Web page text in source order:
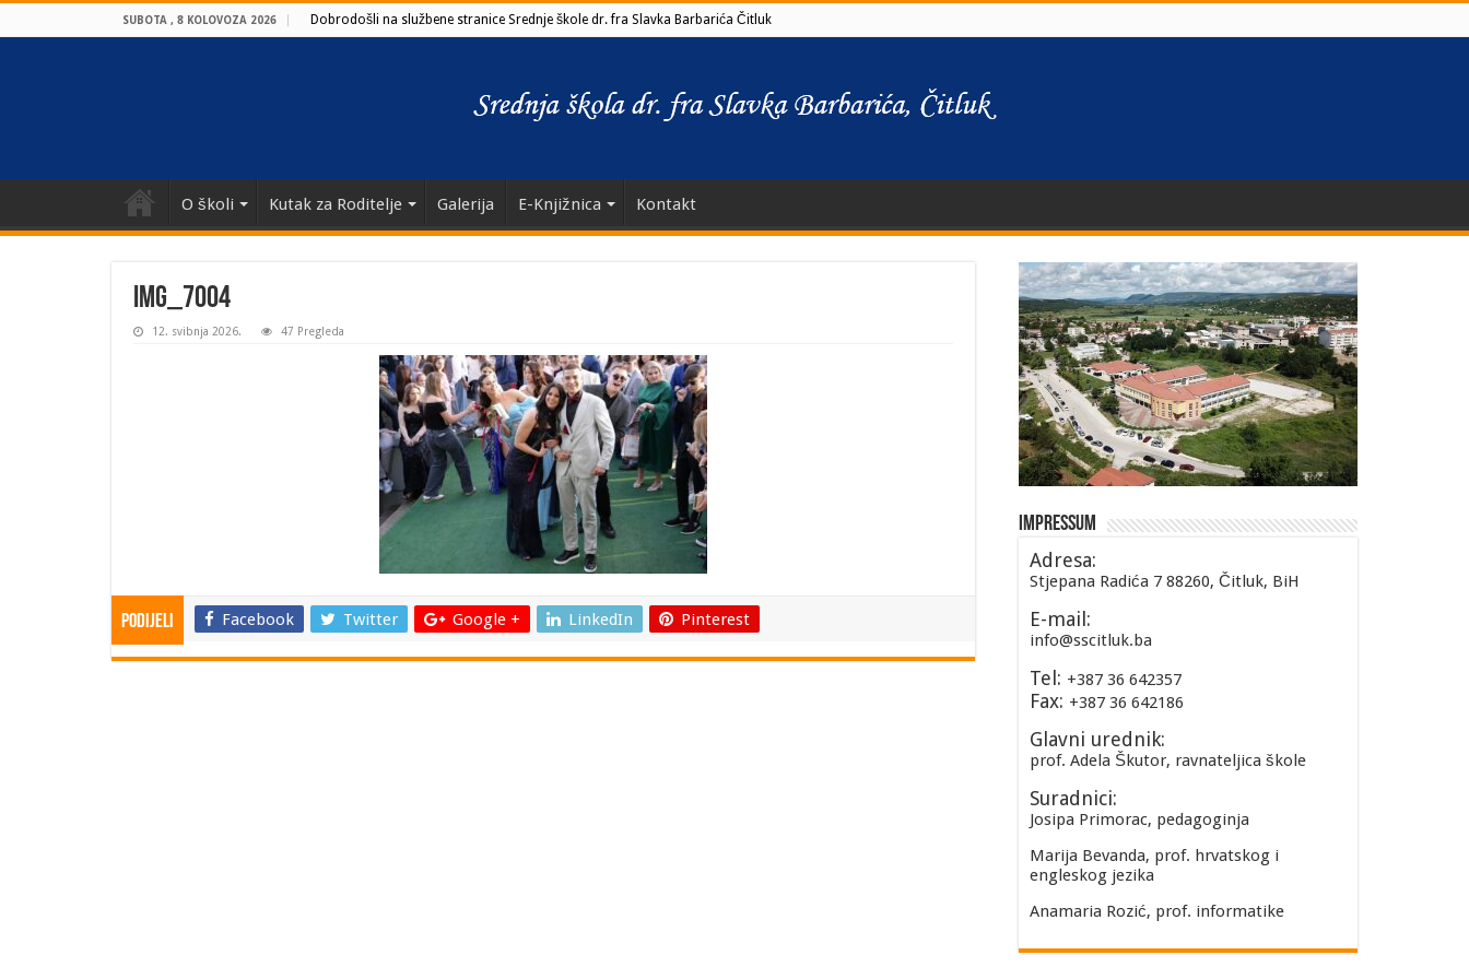
SUBOTA , 8 KOLOVOZA 2026 Dobrodošli na službene stranice Srednje škole dr. fra Slavka Barbarića Čitluk
O školi Kutak za Roditelje Galerija E-Knjižnica Kontakt
IMG_7004
12. svibnja 2026. 47 Pregleda
Podijeli Facebook Twitter Google + LinkedIn Pinterest
Impressum
Adresa:
Stjepana Radića 7 88260, Čitluk, BiH
E-mail:
info@sscitluk.ba
Tel: +387 36 642357
Fax: +387 36 642186
Glavni urednik:
prof. Adela Škutor, ravnateljica škole
Suradnici:
Josipa Primorac, pedagoginja
Marija Bevanda, prof. hrvatskog i
engleskog jezika
Anamaria Rozić, prof. informatike